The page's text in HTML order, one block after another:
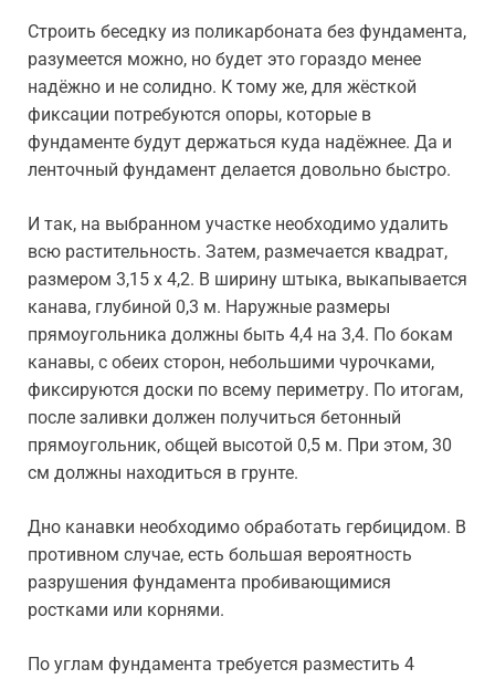
Строить беседку из поликарбоната без фундамента,
разумеется можно, но будет это гораздо менее
надёжно и не солидно. К тому же, для жёсткой
фиксации потребуются опоры, которые в
фундаменте будут держаться куда надёжнее. Да и
ленточный фундамент делается довольно быстро.
И так, на выбранном участке необходимо удалить
всю растительность. Затем, размечается квадрат,
размером 3,15 х 4,2. В ширину штыка, выкапывается
канава, глубиной 0,3 м. Наружные размеры
прямоугольника должны быть 4,4 на 3,4. По бокам
канавы, с обеих сторон, небольшими чурочками,
фиксируются доски по всему периметру. По итогам,
после заливки должен получиться бетонный
прямоугольник, общей высотой 0,5 м. При этом, 30
см должны находиться в грунте.
Дно канавки необходимо обработать гербицидом. В
противном случае, есть большая вероятность
разрушения фундамента пробивающимися
ростками или корнями.
По углам фундамента требуется разместить 4